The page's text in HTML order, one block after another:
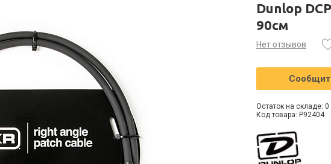
Dunlop
90см
Нет отзывов
Остаток на складе: 0
Код товара: P92404